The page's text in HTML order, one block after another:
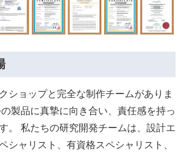
ショップと完全な制作チームがありま
製品に真摯に向き合い、責任感を持っ
。 私たちの研究開発チームは、設計エ
シャリスト、有資格スペシャリスト、